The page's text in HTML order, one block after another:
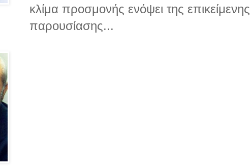
κλίμα προσμονής ενόψει της επικείμενης
παρουσίασης...